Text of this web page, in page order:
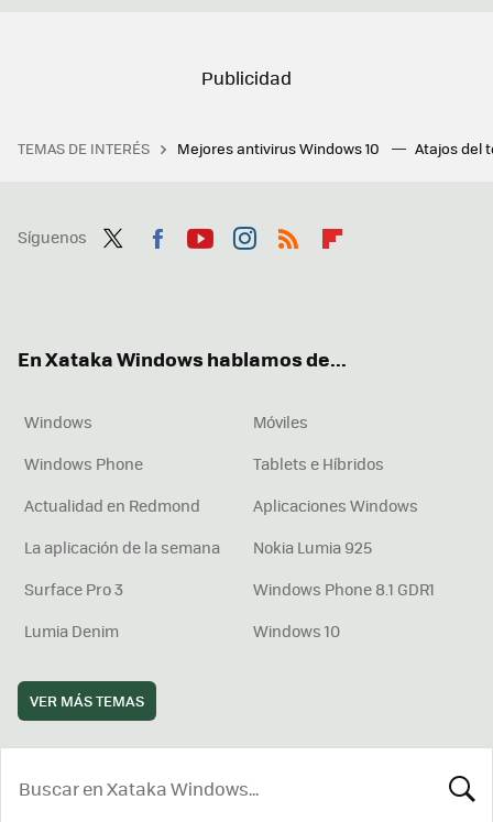
TEMAS DE INTERÉS Mejores antivirus Windows 10 Atajos del
Síguenos
En Xataka Windows hablamos de...
Windows
Móviles
Windows Phone
Tablets e Híbridos
Actualidad en Redmond
Aplicaciones Windows
La aplicación de la semana
Nokia Lumia 925
Surface Pro 3
Windows Phone 8.1 GDR1
Lumia Denim
Windows 10
VER MÁS TEMAS